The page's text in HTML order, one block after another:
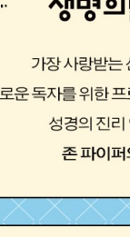
질문에 답하다
도를 해야 하나요?
가요?
미치나요?
?
으면 덜 영적인가요?
되나요?